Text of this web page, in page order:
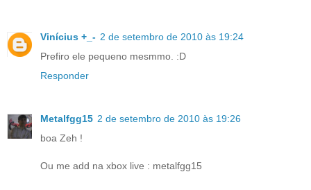
Vinícius +_- 2 de setembro de 2010 às 19:24
Prefiro ele pequeno mesmmo. :D
Responder
Metalfgg15 2 de setembro de 2010 às 19:26
boa Zeh !
Ou me add na xbox live : metalfgg15